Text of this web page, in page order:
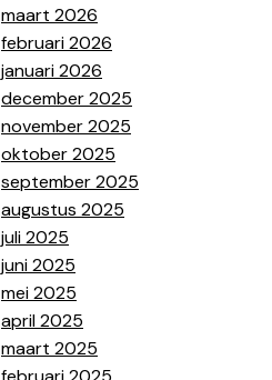
maart 2026
februari 2026
januari 2026
december 2025
november 2025
oktober 2025
september 2025
augustus 2025
juli 2025
juni 2025
mei 2025
april 2025
maart 2025